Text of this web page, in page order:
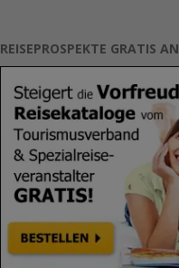
REISEPROSPEKTE GRATIS